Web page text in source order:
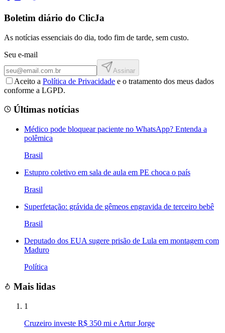
Boletim diário do ClicJa
As notícias essenciais do dia, todo fim de tarde, sem custo.
Seu e-mail
Assinar
Aceito a Política de Privacidade e o tratamento dos meus dados
conforme a LGPD.
Últimas notícias
Médico pode bloquear paciente no WhatsApp? Entenda a
polêmica
Brasil
Estupro coletivo em sala de aula em PE choca o país
Brasil
Superfetação: grávida de gêmeos engravida de terceiro bebê
Brasil
Deputado dos EUA sugere prisão de Lula em montagem com
Maduro
Política
Mais lidas
1
Cruzeiro investe R$ 350 mi e Artur Jorge